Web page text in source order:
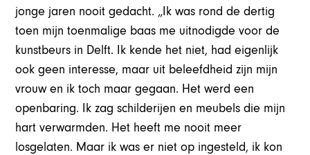
jonge jaren nooit gedacht. „Ik was rond de dertig
toen mijn toenmalige baas me uitnodigde voor de
kunstbeurs in Delft. Ik kende het niet, had eigenlijk
ook geen interesse, maar uit beleefdheid zijn mijn
vrouw en ik toch maar gegaan. Het werd een
openbaring. Ik zag schilderijen en meubels die mijn
hart verwarmden. Het heeft me nooit meer
losgelaten. Maar ik was er niet op ingesteld, ik kon